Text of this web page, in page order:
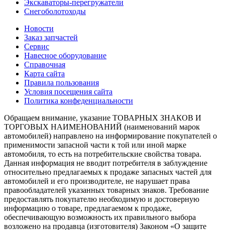
Экскаваторы-перегружатели
Снегоболотоходы
Новости
Заказ запчастей
Сервис
Навесное оборудование
Справочная
Карта сайта
Правила пользования
Условия посещения сайта
Политика конфеденциальности
Обращаем внимание, указание ТОВАРНЫХ ЗНАКОВ И
ТОРГОВЫХ НАИМЕНОВАНИЙ (наименований марок
автомобилей) направлено на информирование покупателей о
применимости запасной части к той или иной марке
автомобиля, то есть на потребительские свойства товара.
Данная информация не вводит потребителя в заблуждение
относительно предлагаемых к продаже запасных частей для
автомобилей и его производителе, не нарушает права
правообладателей указанных товарных знаков. Требование
предоставлять покупателю необходимую и достоверную
информацию о товаре, предлагаемом к продаже,
обеспечивающую возможность их правильного выбора
возложено на продавца (изготовителя) Законом «О защите